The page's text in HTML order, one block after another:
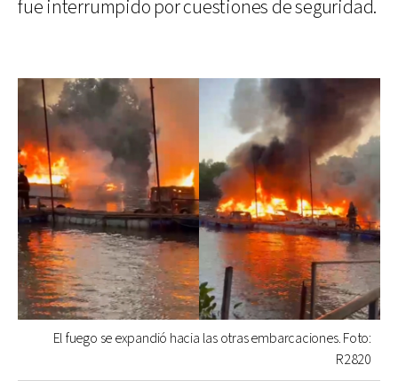
fue interrumpido por cuestiones de seguridad.
El fuego se expandió hacia las otras embarcaciones. Foto:
R2820